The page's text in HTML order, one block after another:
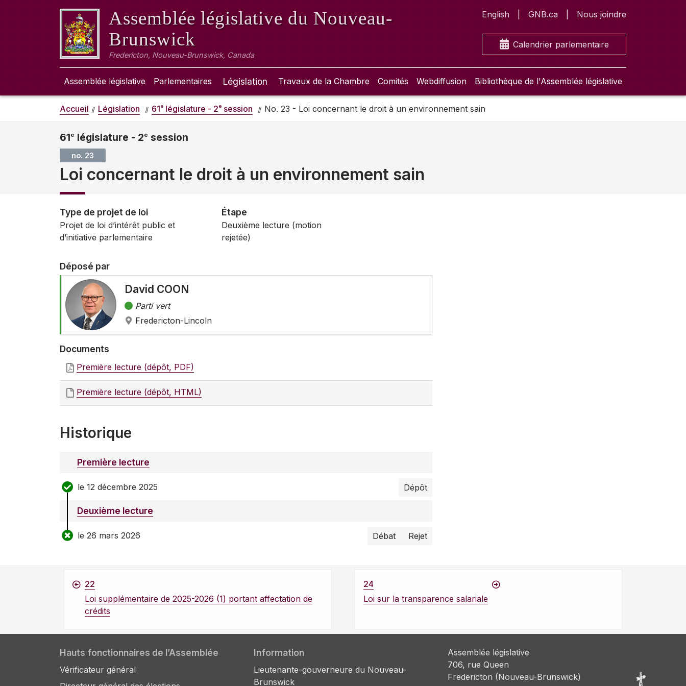
Assemblée législative du Nouveau-
Brunswick
Fredericton, Nouveau-Brunswick, Canada
English GNB.ca Nous joindre
Calendrier parlementaire
Assemblée législative Parlementaires Législation Travaux de la Chambre Comités Webdiffusion Bibliothèque de l'Assemblée législative
Accueil Législation 61e législature - 2e session No. 23 - Loi concernant le droit à un environnement sain
61e législature - 2e session
no. 23
Loi concernant le droit à un environnement sain
Type de projet de loi
Projet de loi d’intérêt public et
d’initiative parlementaire
Étape
Deuxième lecture (motion
rejetée)
Déposé par
David COON
Parti vert
Fredericton-Lincoln
Documents
Première lecture (dépôt, PDF)
Première lecture (dépôt, HTML)
Historique
Première lecture
le 12 décembre 2025 Dépôt
Deuxième lecture
le 26 mars 2026 Débat Rejet
22
Loi supplémentaire de 2025-2026 (1) portant affectation de
crédits
24
Loi sur la transparence salariale
Hauts fonctionnaires de l’Assemblée
Vérificateur général
Information
Lieutenante-gouverneure du Nouveau-
Brunswick
Assemblée législative
706, rue Queen
Fredericton (Nouveau-Brunswick)